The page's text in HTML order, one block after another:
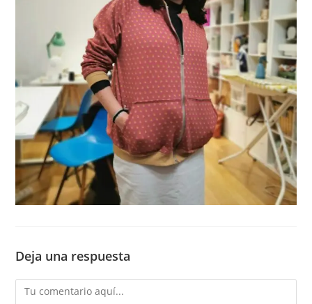
Deja una respuesta
Comentario